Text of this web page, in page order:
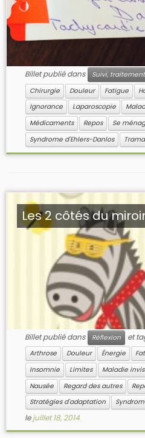
Billet publié dans Suivi,
Chirurgie Douleur Fatigue
Ignorance
Laparoscopie
Médicaments
Repos
Se
Syndrome d'Ehlers-Danlos
Les 2 côtés du
Billet publié dans Réflexion et
Arthrose
Douleur Énergie
Insomnie
Limites Maladie
Nausée
Regard des autres
Stratégies d'adaptation
lejuillet 18, 2014